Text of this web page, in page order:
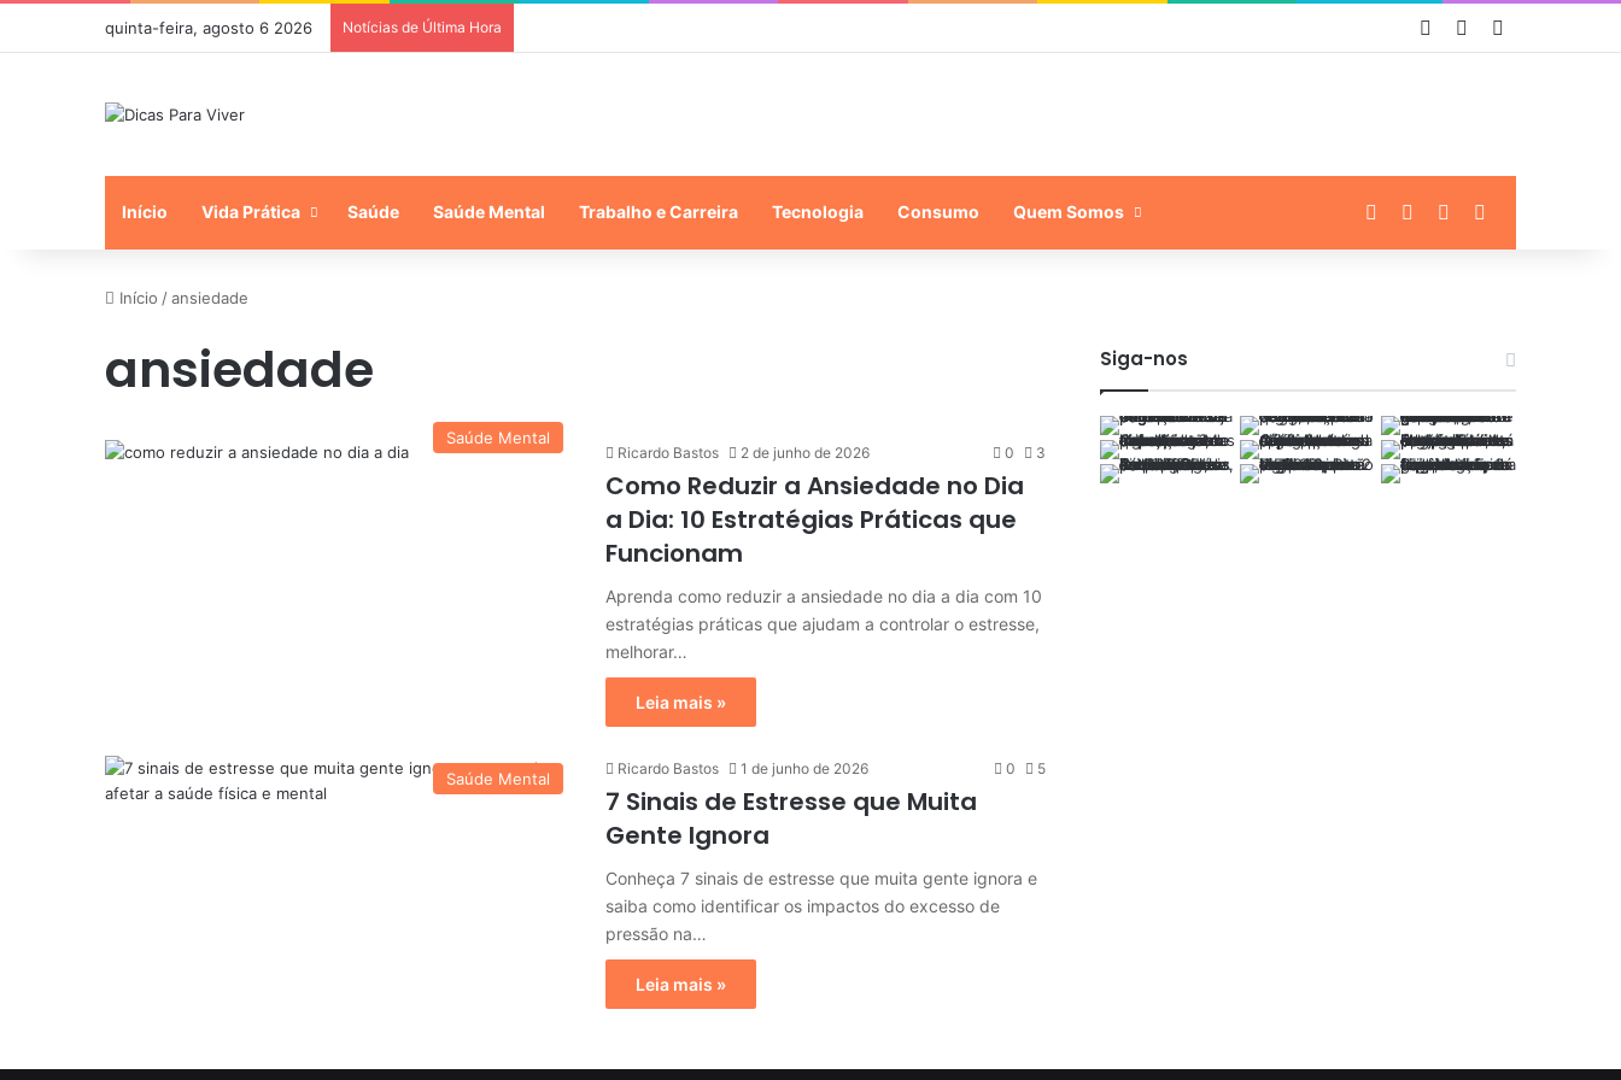
quinta-feira, agosto 6 2026 Notícias de Última Hora Entrar Artigo aleatório
Início Vida Prática Saúde Saúde Mental Trabalho e Carreira Tecnologia Consumo Quem Somos FacebookLinkedinInstagram
Início /ansiedade
ansiedade
Saúde Mental
Ricardo Bastos 2 de junho de 2026 0 3
Como Reduzir a Ansiedade no Dia
a Dia: 10 Estratégias Práticas que
Funcionam
Aprenda como reduzir a ansiedade no dia a dia com 10
estratégias práticas que ajudam a controlar o estresse,
melhorar…
Leia mais »
Saúde Mental
Ricardo Bastos 1 de junho de 2026 0 5
7 Sinais de Estresse que Muita
Gente Ignora
Conheça 7 sinais de estresse que muita gente ignora e
saiba como identificar os impactos do excesso de
pressão na…
Leia mais »
Siga-nos